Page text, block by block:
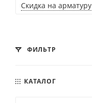
Скидка на арматуру
ФИЛЬТР
КАТАЛОГ